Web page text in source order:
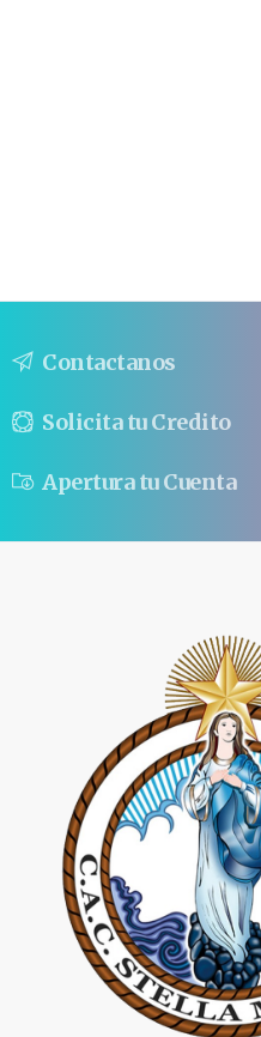
Contactanos
Solicita tu Credito
Apertura tu Cuenta